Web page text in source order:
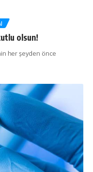
olsun!
her şeyden önce